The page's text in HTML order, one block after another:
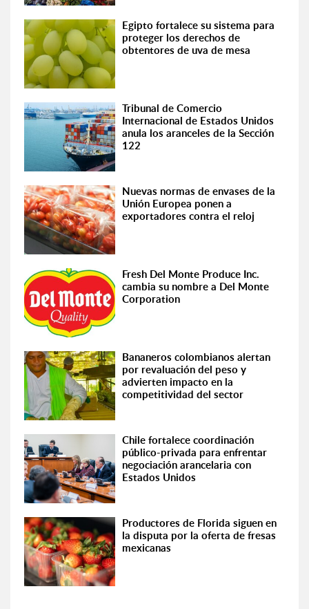
Egipto fortalece su sistema para
proteger los derechos de
obtentores de uva de mesa
Tribunal de Comercio
Internacional de Estados Unidos
anula los aranceles de la Sección
122
Nuevas normas de envases de la
Unión Europea ponen a
exportadores contra el reloj
Fresh Del Monte Produce Inc.
cambia su nombre a Del Monte
Corporation
Bananeros colombianos alertan
por revaluación del peso y
advierten impacto en la
competitividad del sector
Chile fortalece coordinación
público-privada para enfrentar
negociación arancelaria con
Estados Unidos
Productores de Florida siguen en
la disputa por la oferta de fresas
mexicanas